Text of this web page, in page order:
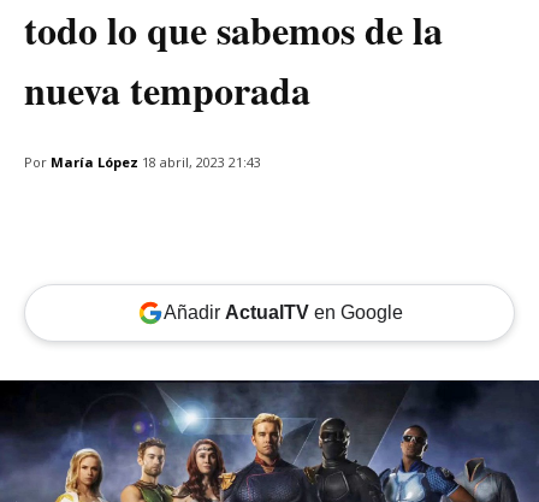
todo lo que sabemos de la
nueva temporada
Por María López 18 abril, 2023 21:43
Añadir ActualTVen Google